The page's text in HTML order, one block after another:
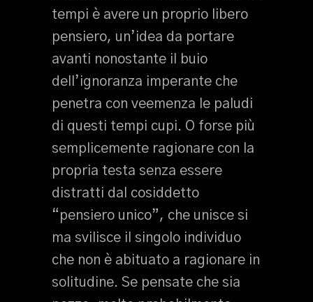
tempi è avere un proprio libero
pensiero, un’idea da portare
avanti nonostante il buio
dell’ignoranza imperante che
penetra con veemenza le paludi
di questi tempi cupi. O forse più
semplicemente ragionare con la
propria testa senza essere
distratti dal cosiddetto
“pensiero unico”, che unisce si
ma svilisce il singolo individuo
che non è abituato a ragionare in
solitudine. Se pensate che sia